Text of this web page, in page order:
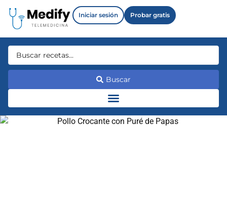
Iniciar sesión Probar gratis
Buscar